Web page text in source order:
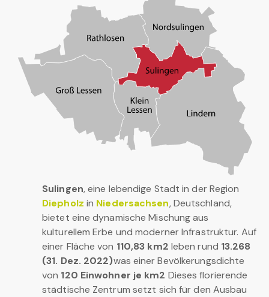
Sulingen, eine lebendige Stadt in der Region
Diepholz in Niedersachsen, Deutschland,
bietet eine dynamische Mischung aus
kulturellem Erbe und moderner Infrastruktur. Auf
einer Fläche von 110,83 km2 leben rund 13.268
(31. Dez. 2022)was einer Bevölkerungsdichte
von 120 Einwohner je km2 Dieses florierende
städtische Zentrum setzt sich für den Ausbau